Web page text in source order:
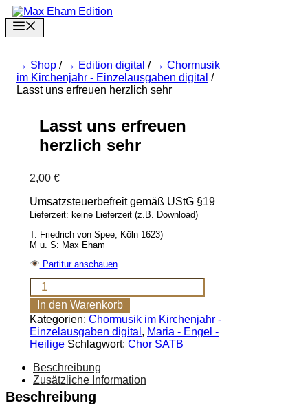
Zum
Inhalt
springen
Shop / Edition digital /
Chormusik
im Kirchenjahr - Einzelausgaben digital /
Lasst uns erfreuen herzlich sehr
Lasst uns erfreuen
herzlich sehr
2,00 €
Umsatzsteuerbefreit gemäß UStG §19
Lieferzeit: keine Lieferzeit (z.B. Download)
T: Friedrich von Spee, Köln 1623)
M u. S: Max Eham
Partitur anschauen
Lasst
uns
erfreuen
herzlich
sehr
[Digital]
In den Warenkorb
Kategorien: Chormusik im Kirchenjahr -
Einzelausgaben digital , Maria - Engel -
Heilige Schlagwort: Chor SATB
Beschreibung
Zusätzliche Information
Beschreibung